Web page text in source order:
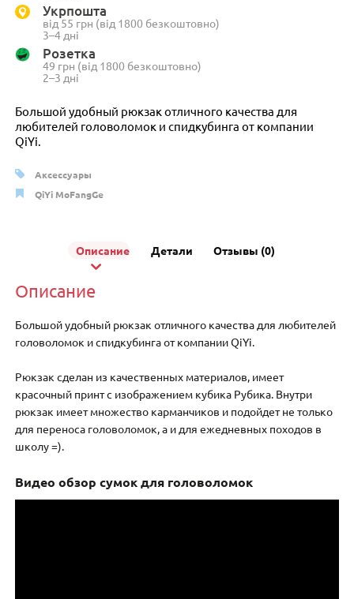
Большой удобный рюкзак отличного качества для
любителей головоломок и спидкубинга от компании
QiYi.
Укрпошта
від 55 грн (від 1800 безкоштовно)
3–4 дні
Розетка
49 грн (від 1800 безкоштовно)
2–3 дні
Аксессуары
QiYi MoFangGe
Описание Детали Отзывы (0)
Описание
Большой удобный рюкзак отличного качества для любителей
головоломок и спидкубинга от компании QiYi.
Рюкзак сделан из качественных материалов, имеет
красочный принт с изображением кубика Рубика. Внутри
рюкзак имеет множество карманчиков и подойдет не только
для переноса головоломок, а и для ежедневных походов в
школу =).
Видео обзор сумок для головоломок